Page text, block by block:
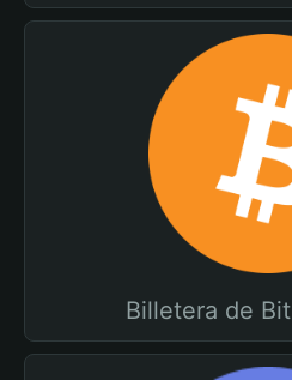
Billetera de